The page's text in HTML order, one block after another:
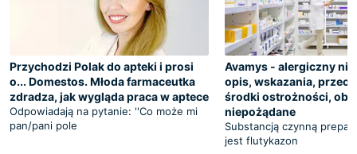
Przychodzi Polak do apteki i prosi
o... Domestos. Młoda farmaceutka
zdradza, jak wygląda praca w aptece
Odpowiadają na pytanie: ''Co może mi
pan/pani pole
Avamys - alergiczny
opis, wskazania,
środki ostrożności,
niepożądane
Substancją czynną
jest flutykazon